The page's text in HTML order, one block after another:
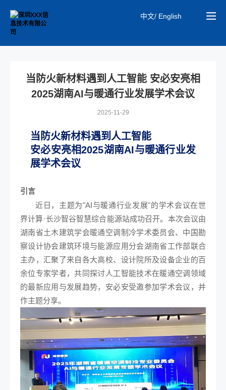
中文/ English
当防火新材料遇到人工智能 安必安亮相
2025湖南AI与暖通行业发展学术会议
2025-11-29
当防火新材料遇到人工智能
安必安亮相2025湖南AI与暖通行业发
展学术会议
引言
近日，主题为"AI与暖通行业发展"的学术会议在世
界计算·长沙智谷智慧综合能源站成功召开。本次会议由
湖南省土木建筑学会暖通空调制冷学术委员会、中国勘
察设计协会建筑环境与能源应用分会湖南省工作部联合
主办，汇聚了来自各大高校、设计院所及设备企业的百
余位专家学者，共同探讨人工智能技术在暖通空调领域
的最新应用与发展趋势，安必安受邀参加学术会议，并
作主题分享。